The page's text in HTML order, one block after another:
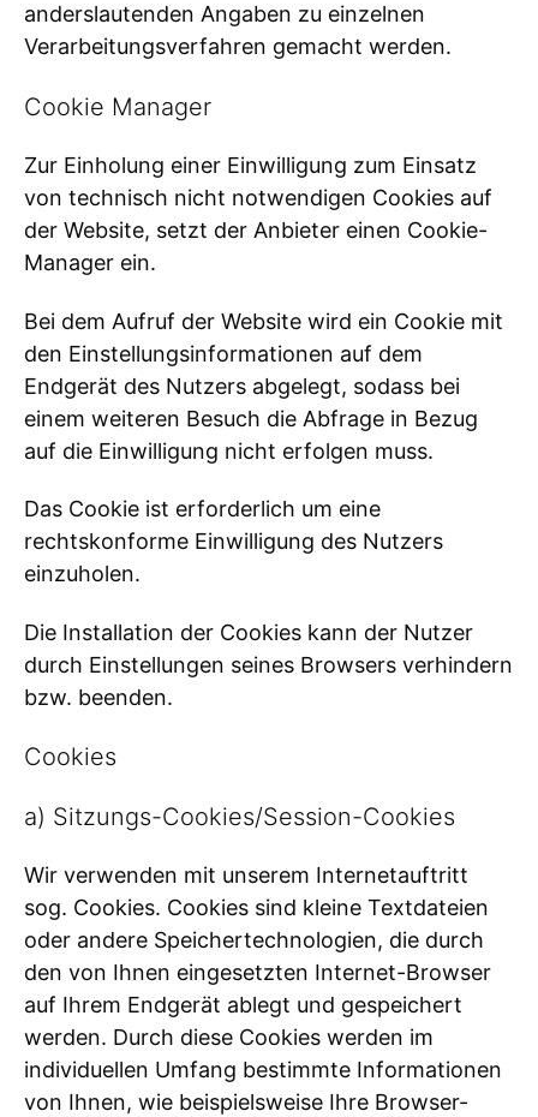
anderslautenden Angaben zu einzelnen
Verarbeitungsverfahren gemacht werden.
Cookie Manager
Zur Einholung einer Einwilligung zum Einsatz
von technisch nicht notwendigen Cookies auf
der Website, setzt der Anbieter einen Cookie-
Manager ein.
Bei dem Aufruf der Website wird ein Cookie mit
den Einstellungsinformationen auf dem
Endgerät des Nutzers abgelegt, sodass bei
einem weiteren Besuch die Abfrage in Bezug
auf die Einwilligung nicht erfolgen muss.
Das Cookie ist erforderlich um eine
rechtskonforme Einwilligung des Nutzers
einzuholen.
Die Installation der Cookies kann der Nutzer
durch Einstellungen seines Browsers verhindern
bzw. beenden.
Cookies
a) Sitzungs-Cookies/Session-Cookies
Wir verwenden mit unserem Internetauftritt
sog. Cookies. Cookies sind kleine Textdateien
oder andere Speichertechnologien, die durch
den von Ihnen eingesetzten Internet-Browser
auf Ihrem Endgerät ablegt und gespeichert
werden. Durch diese Cookies werden im
individuellen Umfang bestimmte Informationen
von Ihnen, wie beispielsweise Ihre Browser-